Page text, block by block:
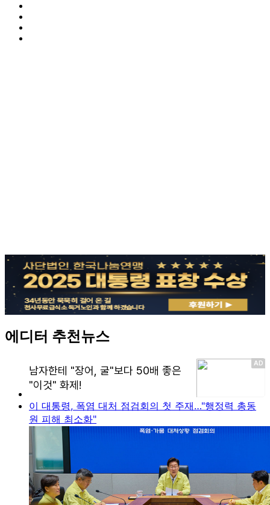
에디터 추천뉴스
이 대통령, 폭염 대처 점검회의 첫 주재…"행정력 총동
원 피해 최소화"